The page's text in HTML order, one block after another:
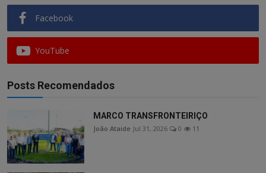
Facebook
YouTube
Posts Recomendados
MARCO TRANSFRONTEIRIÇO
João Ataide Jul 31, 2026 0 11